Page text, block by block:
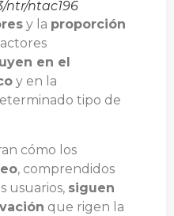
ntr/ntac196
y la proporción
en el
y en la
tipo de
cómo los
, comprendidos
usuarios, siguen
que rigen la